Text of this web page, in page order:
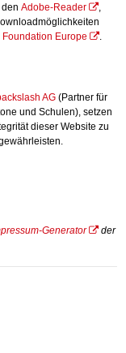
denAdobe-Reader
,
Foundation Europe .
AG (Partner für
und Schulen), setzen
dieser Website zu
Generator
der